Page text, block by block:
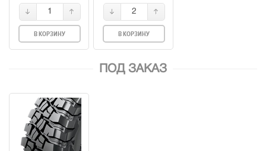
1
В КОРЗИНУ
2
В КОРЗИНУ
ПОД ЗАКАЗ